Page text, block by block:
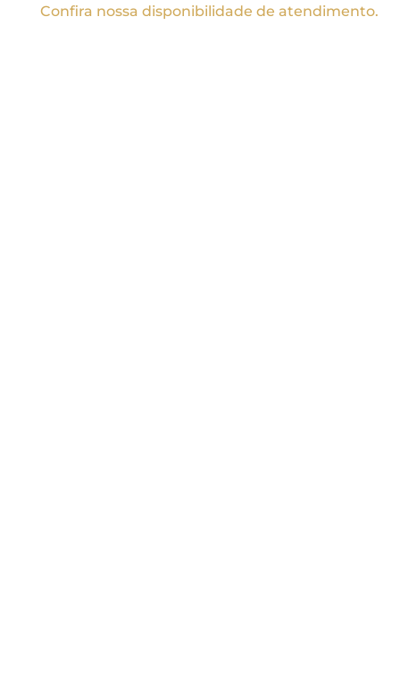
Confira nossa disponibilidade de atendimento.